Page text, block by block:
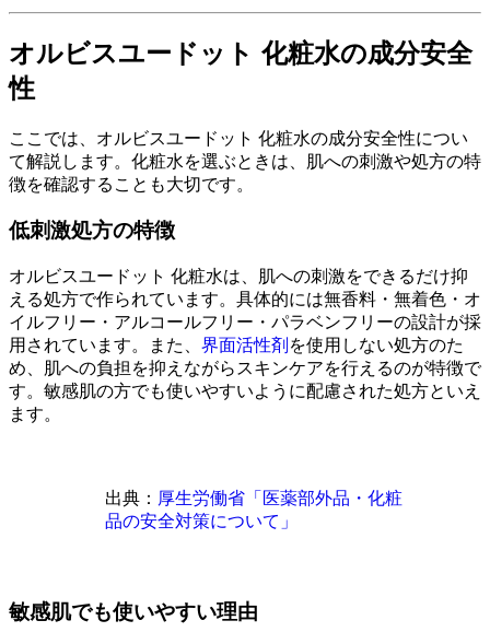
オルビスユードット 化粧水の成分安全
性
ここでは、オルビスユードット 化粧水の成分安全性につい
て解説します。化粧水を選ぶときは、肌への刺激や処方の特
徴を確認することも大切です。
低刺激処方の特徴
オルビスユードット 化粧水は、肌への刺激をできるだけ抑
える処方で作られています。具体的には無香料・無着色・オ
イルフリー・アルコールフリー・パラベンフリーの設計が採
用されています。また、 界面活性剤 を使用しない処方のた
め、肌への負担を抑えながらスキンケアを行えるのが特徴で
す。敏感肌の方でも使いやすいように配慮された処方といえ
ます。
出典： 厚生労働省「医薬部外品・化粧
品の安全対策について」
敏感肌でも使いやすい理由